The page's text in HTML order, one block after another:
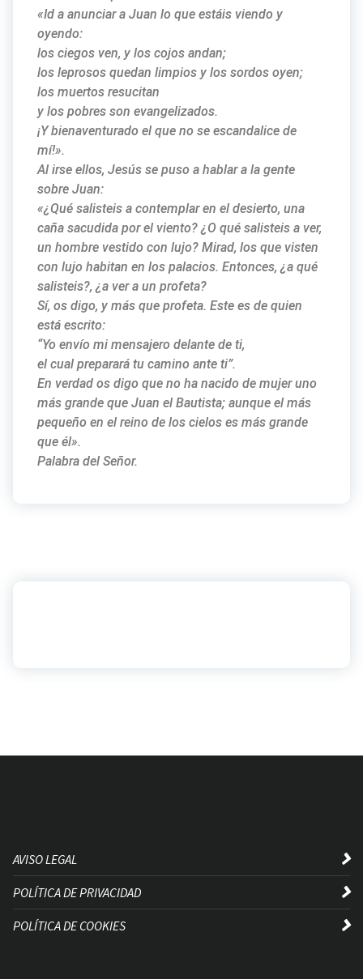
«Id a anunciar a Juan lo que estáis viendo y
oyendo:
los ciegos ven, y los cojos andan;
los leprosos quedan limpios y los sordos oyen;
los muertos resucitan
y los pobres son evangelizados.
¡Y bienaventurado el que no se escandalice de
mí!».
Al irse ellos, Jesús se puso a hablar a la gente
sobre Juan:
«¿Qué salisteis a contemplar en el desierto, una
caña sacudida por el viento? ¿O qué salisteis a ver,
un hombre vestido con lujo? Mirad, los que visten
con lujo habitan en los palacios. Entonces, ¿a qué
salisteis?, ¿a ver a un profeta?
Sí, os digo, y más que profeta. Este es de quien
está escrito:
“Yo envío mi mensajero delante de ti,
el cual preparará tu camino ante ti”.
En verdad os digo que no ha nacido de mujer uno
más grande que Juan el Bautista; aunque el más
pequeño en el reino de los cielos es más grande
que él».
Palabra del Señor.
AVISO LEGAL
POLÍTICA DE PRIVACIDAD
POLÍTICA DE COOKIES